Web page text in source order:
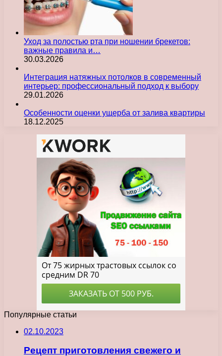
Уход за полостью рта при ношении брекетов:
важные правила и…
30.03.2026
Интеграция натяжных потолков в современный
интерьер: профессиональный подход к выбору
29.01.2026
Особенности оценки ущерба от залива квартиры
18.12.2025
Популярные статьи
02.10.2023
Рецепт приготовления свежего и